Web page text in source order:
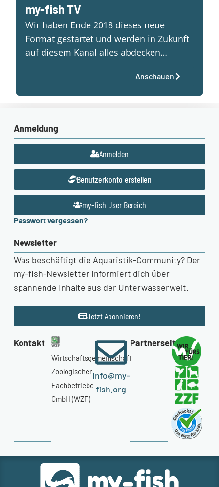
my-fish TV
Wir haben Ende 2018 dieses neue
Format gestartet und werden in Zukunft
auf diesem Kanal alles abdecken…
Anschauen
Anmeldung
Anmelden
Benutzerkonto erstellen
my-fish User Bereich
Passwort vergessen?
Newsletter
Was beschäftigt die Aquaristik-Community? Der
my-fish-Newsletter informiert dich über
spannende Inhalte aus der Unterwasserwelt.
Jetzt Abonnieren!
Kontakt
Wirtschaftsgemeinschaft
Zoologischer
Fachbetriebe
GmbH (WZF)
info@my-
fish.org
Partnerseiten